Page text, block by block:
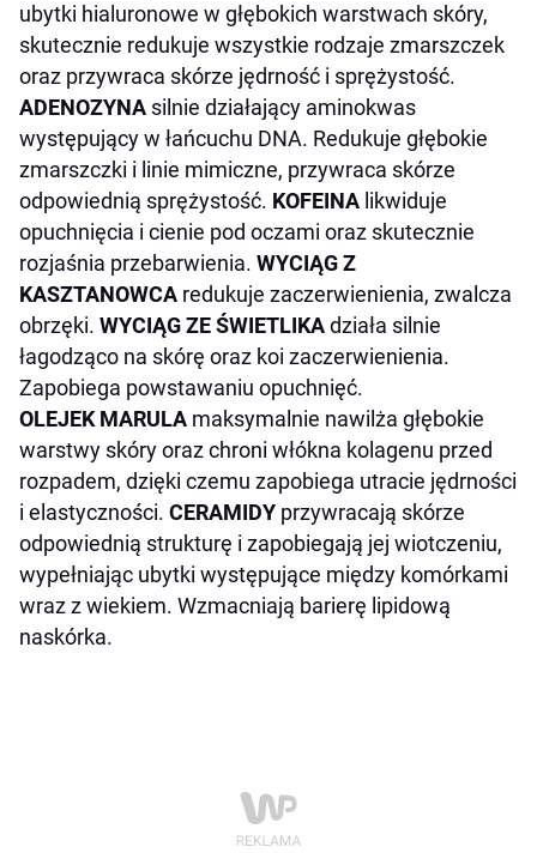
ubytki hialuronowe w głębokich warstwach skóry,
skutecznie redukuje wszystkie rodzaje zmarszczek
oraz przywraca skórze jędrność i sprężystość.
ADENOZYNA silnie działający aminokwas
występujący w łańcuchu DNA. Redukuje głębokie
zmarszczki i linie mimiczne, przywraca skórze
odpowiednią sprężystość. KOFEINA likwiduje
opuchnięcia i cienie pod oczami oraz skutecznie
rozjaśnia przebarwienia. WYCIĄG Z
KASZTANOWCA redukuje zaczerwienienia, zwalcza
obrzęki. WYCIĄG ZE ŚWIETLIKAdziała silnie
łagodząco na skórę oraz koi zaczerwienienia.
Zapobiega powstawaniu opuchnięć.
OLEJEK MARULA maksymalnie nawilża głębokie
warstwy skóry oraz chroni włókna kolagenu przed
rozpadem, dzięki czemu zapobiega utracie jędrności
i elastyczności. CERAMIDY przywracają skórze
odpowiednią strukturę i zapobiegają jej wiotczeniu,
wypełniając ubytki występujące między komórkami
wraz z wiekiem. Wzmacniają barierę lipidową
naskórka.